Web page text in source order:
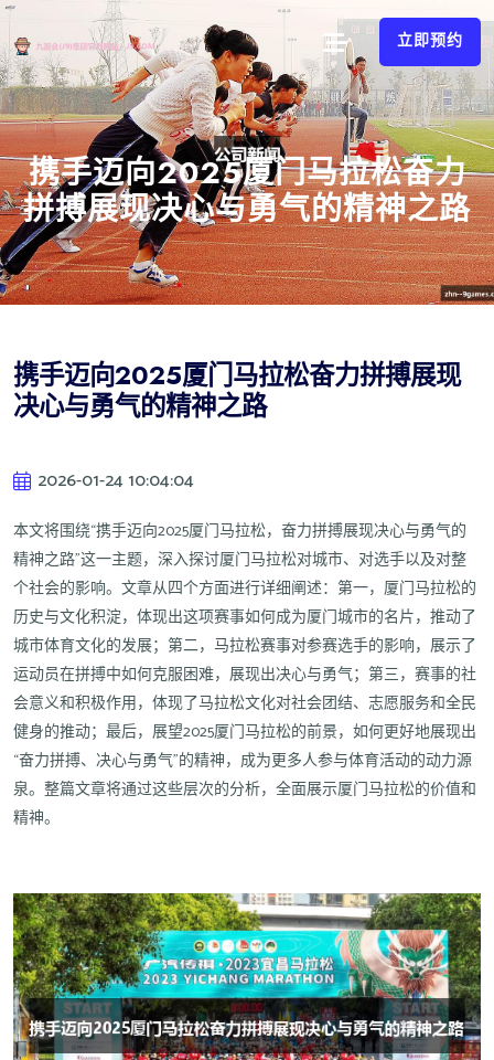
立即预约
携手迈向2025厦门马拉松奋力
拼搏展现决心与勇气的精神之路
携手迈向2025厦门马拉松奋力拼搏展现
决心与勇气的精神之路
2026-01-24 10:04:04
本文将围绕“携手迈向2025厦门马拉松，奋力拼搏展现决心与勇气的
精神之路”这一主题，深入探讨厦门马拉松对城市、对选手以及对整
个社会的影响。文章从四个方面进行详细阐述：第一，厦门马拉松的
历史与文化积淀，体现出这项赛事如何成为厦门城市的名片，推动了
城市体育文化的发展；第二，马拉松赛事对参赛选手的影响，展示了
运动员在拼搏中如何克服困难，展现出决心与勇气；第三，赛事的社
会意义和积极作用，体现了马拉松文化对社会团结、志愿服务和全民
健身的推动；最后，展望2025厦门马拉松的前景，如何更好地展现出
“奋力拼搏、决心与勇气”的精神，成为更多人参与体育活动的动力源
泉。整篇文章将通过这些层次的分析，全面展示厦门马拉松的价值和
精神。